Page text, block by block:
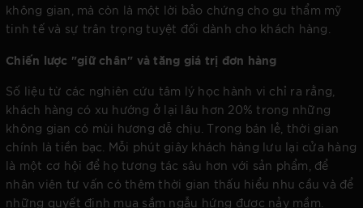
không gian, mà còn là một lời bảo chứng cho gu thẩm mỹ
tinh tế và sự trân trọng tuyệt đối dành cho khách hàng.
Chiến lược "giữ chân" và tăng giá trị đơn hàng
Số liệu từ các nghiên cứu tâm lý học hành vi chỉ ra rằng,
khách hàng có xu hướng ở lại lâu hơn 20% trong những
không gian có mùi hương dễ chịu. Trong bán lẻ, thời gian
chính là tiền bạc. Mỗi phút giây khách hàng lưu lại cửa hàng
là một cơ hội để họ tương tác sâu hơn với sản phẩm, để
nhân viên tư vấn có thêm thời gian thấu hiểu nhu cầu và để
những quyết định mua sắm ngẫu hứng được nảy mầm.